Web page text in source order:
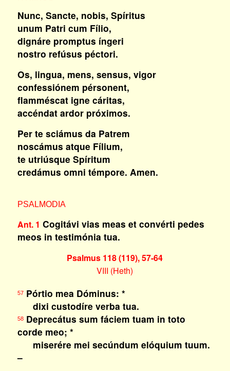
Nunc, Sancte, nobis, Spíritus
unum Patri cum Fílio,
dignáre promptus íngeri
nostro refúsus péctori.
Os, lingua, mens, sensus, vigor
confessiónem pérsonent,
flamméscat igne cáritas,
accéndat ardor próximos.
Per te sciámus da Patrem
noscámus atque Fílium,
te utriúsque Spíritum
credámus omni témpore. Amen.
PSALMODIA
Ant. 1 Cogitávi vias meas et convérti pedes
meos in testimónia tua.
Psalmus 118 (119), 57-64
VIII (Heth)
57Pórtio mea Dóminus: *
dixi custodíre verba tua.
58Deprecátus sum fáciem tuam in toto
corde meo; *
miserére mei secúndum elóquium tuum.
–